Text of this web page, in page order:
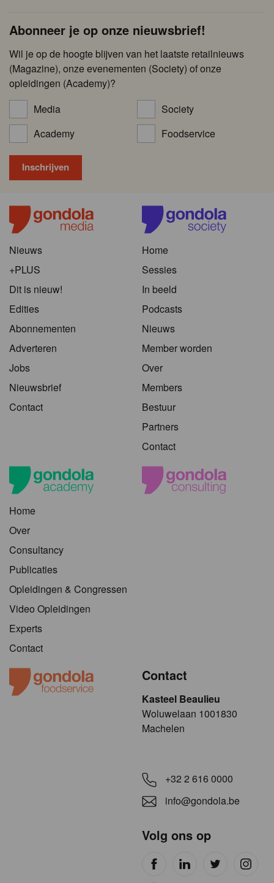
Abonneer je op onze nieuwsbrief!
Wil je op de hoogte blijven van het laatste retailnieuws
(Magazine), onze evenementen (Society) of onze
opleidingen (Academy)?
Media
Society
Academy
Foodservice
Nieuws
+PLUS
Dit is nieuw!
Edities
Abonnementen
Adverteren
Jobs
Nieuwsbrief
Contact
Home
Sessies
In beeld
Podcasts
Nieuws
Member worden
Over
Members
Bestuur
Partners
Contact
Home
Over
Consultancy
Publicaties
Opleidingen & Congressen
Video Opleidingen
Experts
Contact
Contact
Kasteel Beaulieu
​​​Woluwelaan 1001830
Machelen
+32 2 616 0000
info@gondola.be
Volg ons op